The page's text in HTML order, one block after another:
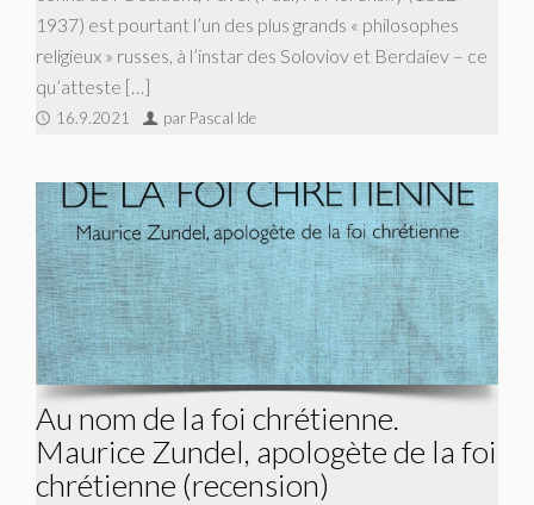
1937) est pourtant l’un des plus grands « philosophes
religieux » russes, à l’instar des Soloviov et Berdaiev – ce
qu’atteste […]
16.9.2021 par Pascal Ide
Au nom de la foi chrétienne.
Maurice Zundel, apologète de la foi
chrétienne (recension)